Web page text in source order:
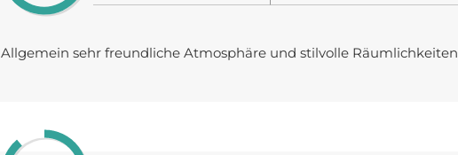
Allgemein sehr freundliche Atmosphäre und stilvolle Räumlichkeiten